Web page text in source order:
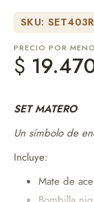
SKU: SET403R
PRECIO POR
$
SET MATERO
Un símbolo de
Incluye:
Mate de